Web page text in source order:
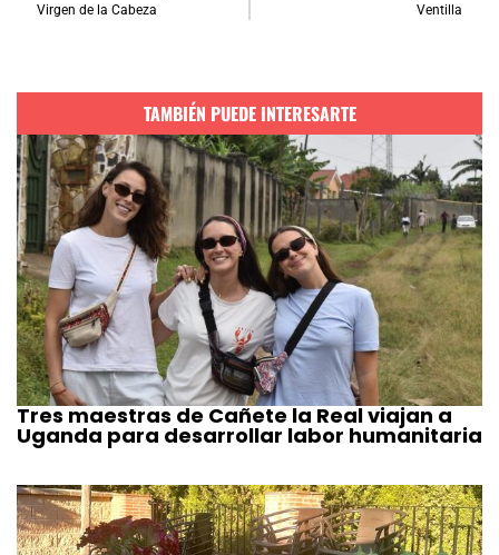
Virgen de la Cabeza
Ventilla
TAMBIÉN PUEDE INTERESARTE
Tres maestras de Cañete la Real viajan a
Uganda para desarrollar labor humanitaria